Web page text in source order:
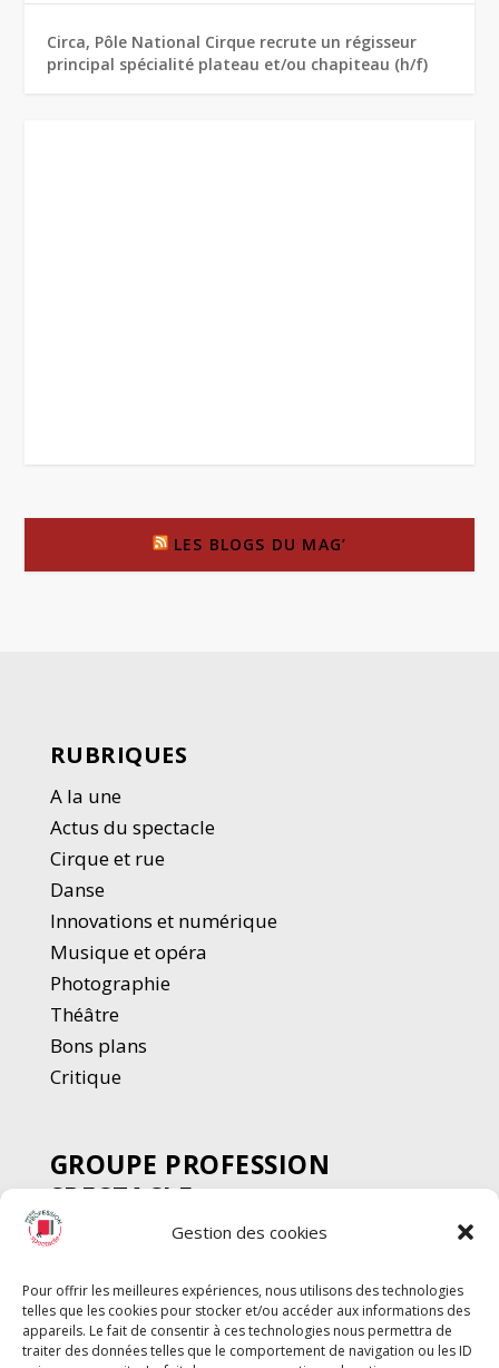
Gestion des cookies
Pour offrir les meilleures expériences, nous utilisons des technologies
telles que les cookies pour stocker et/ou accéder aux informations des
appareils. Le fait de consentir à ces technologies nous permettra de
traiter des données telles que le comportement de navigation ou les ID
Circa, Pôle National Cirque recrute un régisseur
principal spécialité plateau et/ou chapiteau (h/f)
LES BLOGS DU MAG’
RUBRIQUES
A la une
Actus du spectacle
Cirque et rue
Danse
Innovations et numérique
Musique et opéra
Photographie
Théâtre
Bons plans
Critique
GROUPE PROFESSION
SPECTACLE
Chèque Intermittents
Chèque Compta
Chèque Emploi Spectacle